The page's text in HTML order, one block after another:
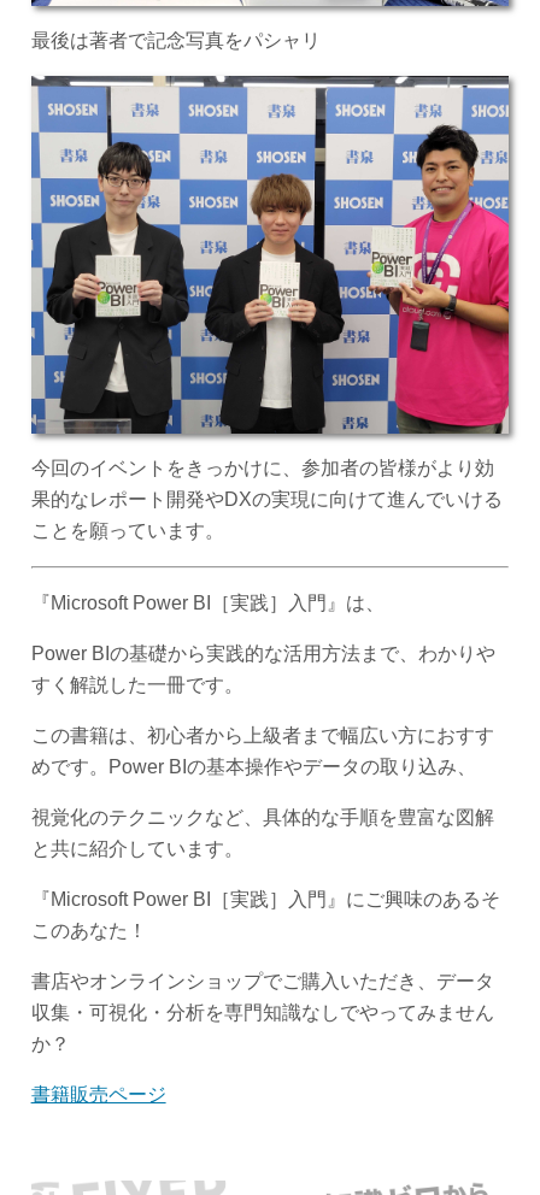
最後は著者で記念写真をパシャリ
今回のイベントをきっかけに、参加者の皆様がより効
果的なレポート開発やDXの実現に向けて進んでいける
ことを願っています。
『Microsoft Power BI［実践］入門』は、
Power BIの基礎から実践的な活用方法まで、わかりや
すく解説した一冊です。
この書籍は、初心者から上級者まで幅広い方におすす
めです。Power BIの基本操作やデータの取り込み、
視覚化のテクニックなど、具体的な手順を豊富な図解
と共に紹介しています。
『Microsoft Power BI［実践］入門』にご興味のあるそ
このあなた！
書店やオンラインショップでご購入いただき、データ
収集・可視化・分析を専門知識なしでやってみません
か？
書籍販売ページ